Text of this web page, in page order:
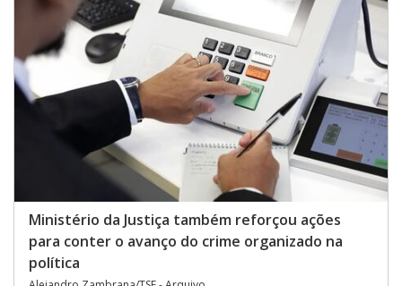
Ministério da Justiça também reforçou ações
para conter o avanço do crime organizado na
política